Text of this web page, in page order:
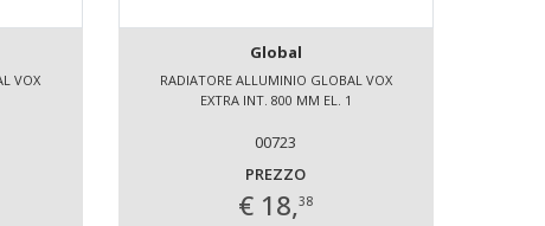
VOX
Global
RADIATORE ALLUMINIO GLOBAL VOX
EXTRA INT. 800 MM EL. 1
00723
PREZZO
€ 18,38